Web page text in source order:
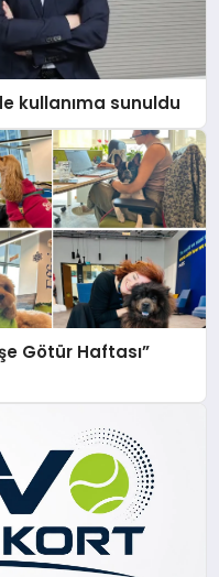
kullanıma sunuldu
Götür Haftası”